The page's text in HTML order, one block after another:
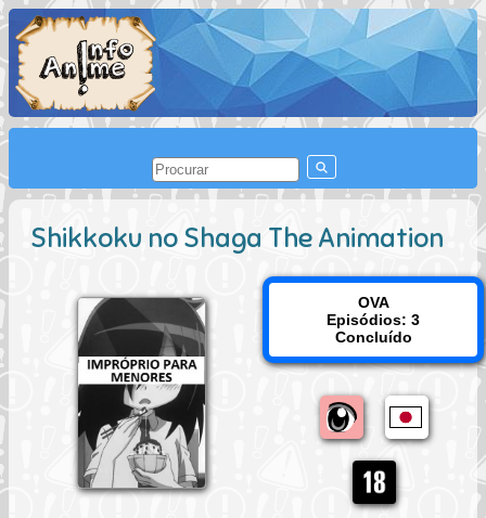
Shikkoku no Shaga The Animation
OVA
Episódios: 3
Concluído